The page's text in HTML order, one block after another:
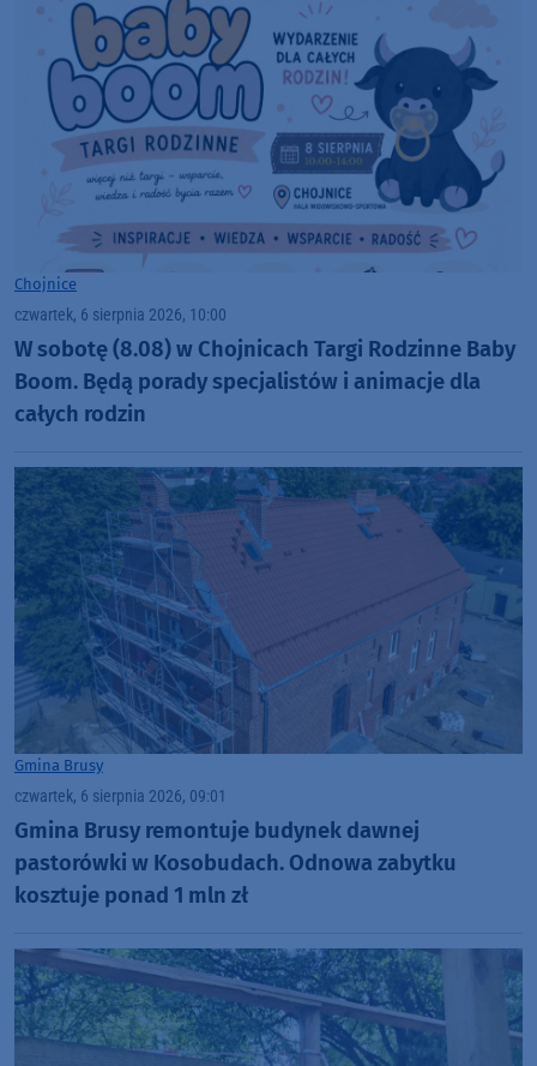
Chojnice
czwartek, 6 sierpnia 2026, 10:00
W sobotę (8.08) w Chojnicach Targi Rodzinne Baby
Boom. Będą porady specjalistów i animacje dla
całych rodzin
Gmina Brusy
czwartek, 6 sierpnia 2026, 09:01
Gmina Brusy remontuje budynek dawnej
pastorówki w Kosobudach. Odnowa zabytku
kosztuje ponad 1 mln zł